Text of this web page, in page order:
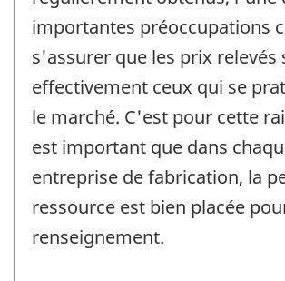
importantes préoccupations
s'assurer que les prix relevés
effectivement ceux qui se
le marché. C'est pour cette
est important que dans
entreprise de fabrication, la
ressource est bien placée
renseignement.